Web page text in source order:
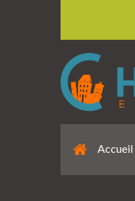
Accueil